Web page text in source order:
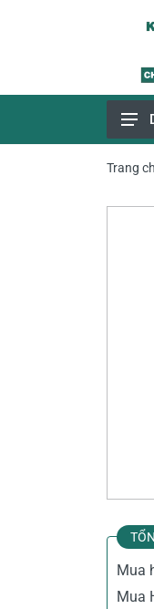
Đồ
Trang
Mua
Mua